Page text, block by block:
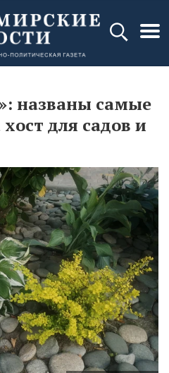
названы самые
для садов и